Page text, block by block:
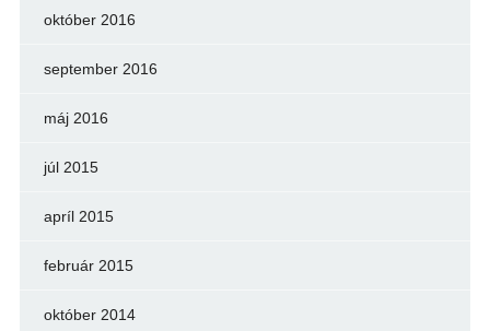
október 2016
september 2016
máj 2016
júl 2015
apríl 2015
február 2015
október 2014